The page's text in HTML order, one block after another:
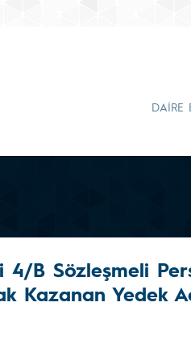
DAİRE
4/B Sözleşmeli
Kazanan Yedek